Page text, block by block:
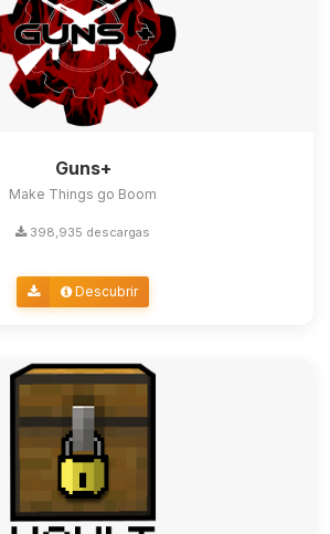
Guns+
Make Things go Boom
398,935 descargas
Descubrir